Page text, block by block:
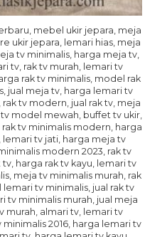
mebel ukir jepara, meja
ukir jepara, lemari hias, meja
tv minimalis, harga meja tv,
tv, rak tv murah, lemari tv
rak tv minimalis, model rak
jual meja tv, harga lemari tv
tv modern, jual rak tv, meja
model mewah, buffet tv ukir,
tv minimalis modern, harga
tv jati, harga meja tv
modern 2023, rak tv
harga rak tv kayu, lemari tv
meja tv minimalis murah, rak
tv minimalis, jual rak tv
tv minimalis murah, jual meja
murah, almari tv, lemari tv
2016, harga lemari tv